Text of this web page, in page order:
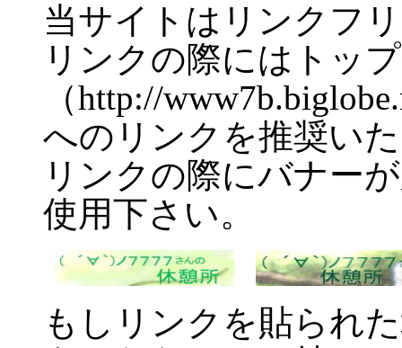
当サイトはリンクフ
リンクの際にはトッ
（http://
へのリンクを推奨い
リンクの際にバナー
使用下さい。
もしリンクを貼られ